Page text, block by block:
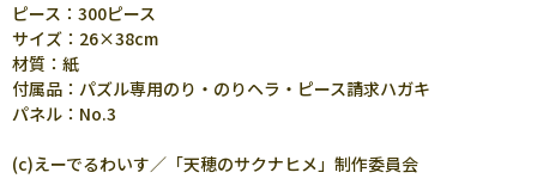
ピース：300ピース
サイズ：26×38cm
材質：紙
付属品：パズル専用のり・のりヘラ・ピース請求ハガキ
パネル：No.3
(c)えーでるわいす／「天穂のサクナヒメ」制作委員会